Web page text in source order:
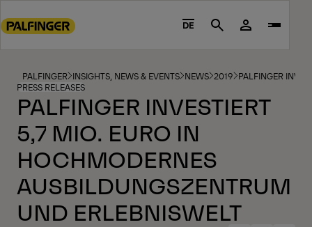
to
footer
content
DE Search
PALFINGER INSIGHTS, NEWS & EVENTS NEWS 2019 PALFINGER
PRESS RELEASES
PALFINGER INVESTIERT
5,7 MIO. EURO IN
HOCHMODERNES
AUSBILDUNGSZENTRUM
UND ERLEBNISWELT